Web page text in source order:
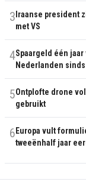
3 Iraanse president
met VS
4Spaargeld één
Nederlanden
5Ontplofte drone
gebruikt
6 Europa vult
tweeënhalf jaar